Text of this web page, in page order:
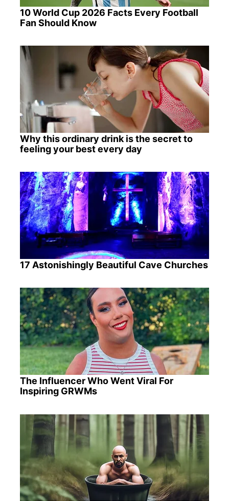
10 World Cup 2026 Facts Every Football
Fan Should Know
Why this ordinary drink is the secret to
feeling your best every day
17 Astonishingly Beautiful Cave Churches
The Influencer Who Went Viral For
Inspiring GRWMs